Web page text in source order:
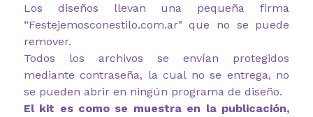
Los diseños llevan una pequeña firma
“Festejemosconestilo.com.ar" que no se puede
remover.
Todos los archivos se envían protegidos
mediante contraseña, la cual no se entrega, no
se pueden abrir en ningún programa de diseño.
El kit es como se muestra en la publicación,